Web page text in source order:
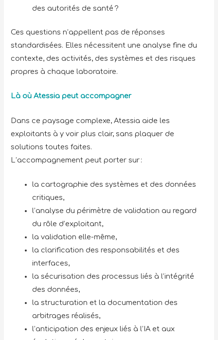
des autorités de santé ?
Ces questions n’appellent pas de réponses
standardisées. Elles nécessitent une analyse fine du
contexte, des activités, des systèmes et des risques
propres à chaque laboratoire.
Là où Atessia peut accompagner
Dans ce paysage complexe, Atessia aide les
exploitants à y voir plus clair, sans plaquer de
solutions toutes faites.
L’accompagnement peut porter sur :
la cartographie des systèmes et des données
critiques,
l’analyse du périmètre de validation au regard
du rôle d’exploitant,
la validation elle-même,
la clarification des responsabilités et des
interfaces,
la sécurisation des processus liés à l’intégrité
des données,
la structuration et la documentation des
arbitrages réalisés,
l’anticipation des enjeux liés à l’IA et aux